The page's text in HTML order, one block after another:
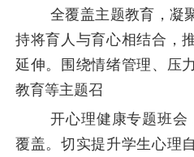
全覆盖主题教育，凝
持将育人与育心相结合，
延伸。围绕情绪管理、压
教育等主题召
开心理健康专题班会
覆盖。切实提升学生心理